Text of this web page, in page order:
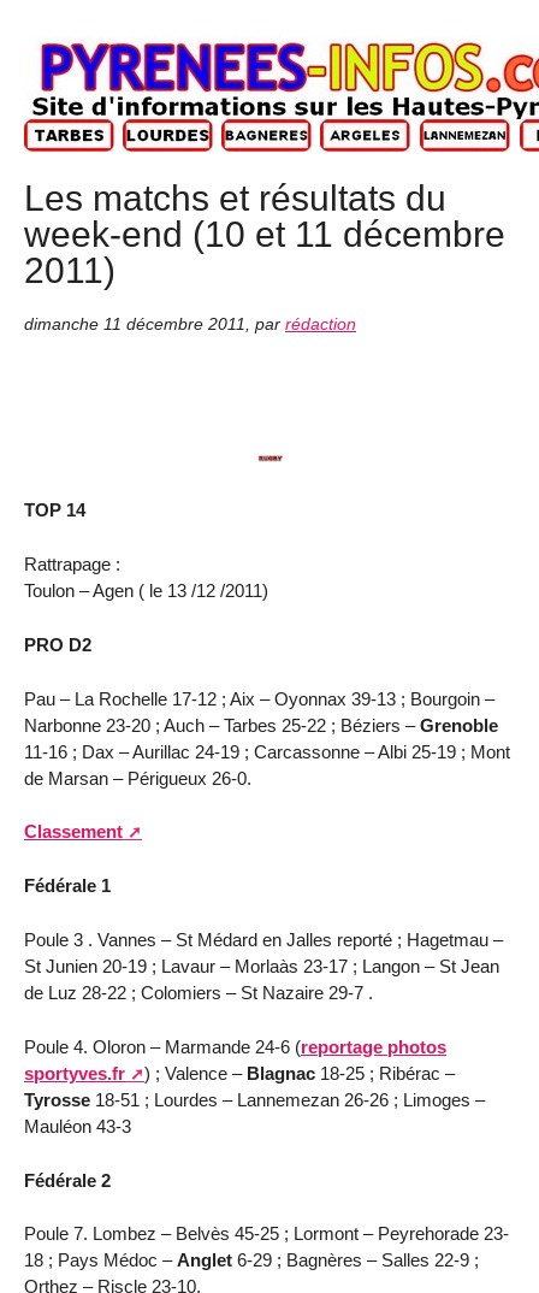
Les matchs et résultats du
week-end (10 et 11 décembre
2011)
dimanche 11 décembre 2011 par rédaction
TOP 14
Rattrapage :
Toulon – Agen ( le 13 /12 /2011)
PRO D2
Pau – La Rochelle 17-12 ; Aix – Oyonnax 39-13 ; Bourgoin –
Narbonne 23-20 ; Auch – Tarbes 25-22 ; Béziers –Grenoble
11-16 ; Dax – Aurillac 24-19 ; Carcassonne – Albi 25-19 ; Mont
de Marsan – Périgueux 26-0.
Classement
Fédérale 1
Poule 3 . Vannes – St Médard en Jalles reporté ; Hagetmau –
St Junien 20-19 ; Lavaur – Morlaàs 23-17 ; Langon – St Jean
de Luz 28-22 ; Colomiers – St Nazaire 29-7 .
Poule 4. Oloron – Marmande 24-6 (reportage photos
sportyves.fr
) ; Valence – Blagnac 18-25 ; Ribérac –
Tyrosse 18-51 ; Lourdes – Lannemezan 26-26 ; Limoges –
Mauléon 43-3
Fédérale 2
Poule 7. Lombez – Belvès 45-25 ; Lormont – Peyrehorade 23-
18 ; Pays Médoc –Anglet 6-29 ; Bagnères – Salles 22-9 ;
Orthez – Riscle 23-10.